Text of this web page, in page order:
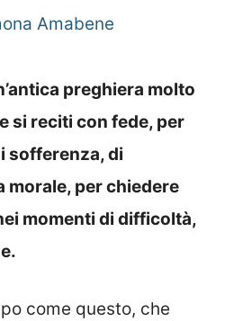
Amabene
preghiera molto
si reciti con fede, per
sofferenza, di
morale, per chiedere
momenti di difficoltà,
come questo, che